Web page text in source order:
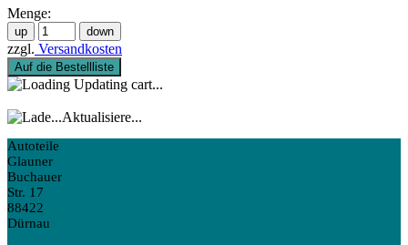
Menge:
zzgl. Versandkosten
Auf die Bestellliste
Updating cart...
Aktualisiere...
Autoteile
Glauner
Buchauer
Str. 17
88422
Dürnau